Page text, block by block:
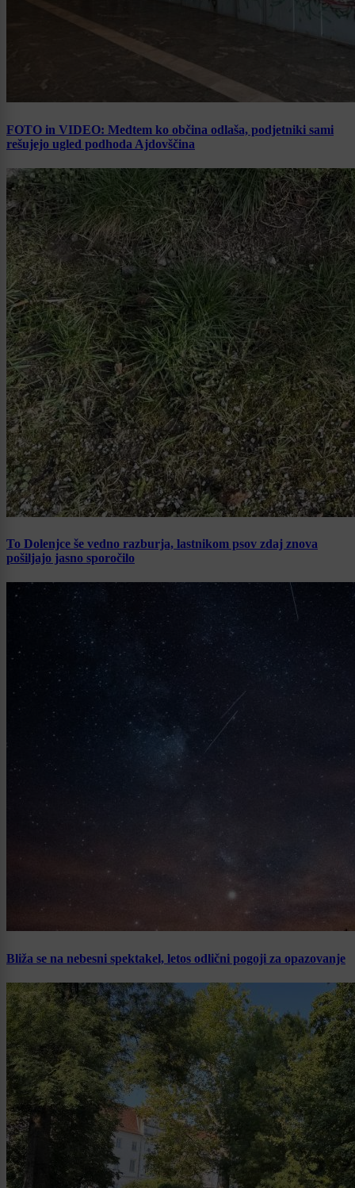
FOTO in VIDEO: Medtem ko občina odlaša, podjetniki sami
rešujejo ugled podhoda Ajdovščina
To Dolenjce še vedno razburja, lastnikom psov zdaj znova
pošiljajo jasno sporočilo
Bliža se na nebesni spektakel, letos odlični pogoji za opazovanje